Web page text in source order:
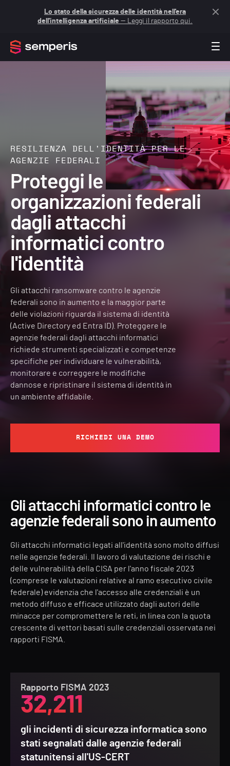
Lo stato della sicurezza delle identità nell'era
dell'intelligenza artificiale — Leggi il rapporto qui.
RESILIENZA DELL'IDENTITÀ PER LE
AGENZIE FEDERALI
Proteggi le
organizzazioni federali
dagli attacchi
informatici contro
l'identità
Gli attacchi ransomware contro le agenzie
federali sono in aumento e la maggior parte
delle violazioni riguarda il sistema di identità
(Active Directory ed Entra ID). Proteggere le
agenzie federali dagli attacchi informatici
richiede strumenti specializzati e competenze
specifiche per individuare le vulnerabilità,
monitorare e correggere le modifiche
dannose e ripristinare il sistema di identità in
un ambiente affidabile.
RICHIEDI UNA DEMO
Gli attacchi informatici contro le
agenzie federali sono in aumento
Gli attacchi informatici legati all'identità sono molto diffusi
nelle agenzie federali. Il lavoro di valutazione dei rischi e
delle vulnerabilità della CISA per l'anno fiscale 2023
(comprese le valutazioni relative al ramo esecutivo civile
federale) evidenzia che l'accesso alle credenziali è un
metodo diffuso e efficace utilizzato dagli autori delle
minacce per compromettere le reti, in linea con la quota
crescente di vettori basati sulle credenziali osservata nei
rapporti FISMA.
Rapporto FISMA 2023
32,211
gli incidenti di sicurezza informatica sono
stati segnalati dalle agenzie federali
statunitensi all'US-CERT